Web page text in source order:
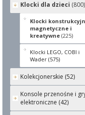
Klocki dla dzieci (800)
Klocki
magnetyczne i
kreatywne (225)
Klocki LEGO, COBI i
Wader (575)
Kolekcjonerskie (52)
Konsole przenośne i
elektroniczne (42)